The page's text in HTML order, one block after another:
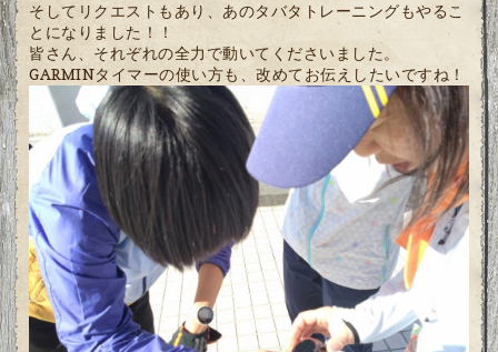
そしてリクエストもあり、あのタバタトレーニングもやるこ
とになりました！！
皆さん、それぞれの全力で動いてくださいました。
GARMINタイマーの使い方も、改めてお伝えしたいですね！